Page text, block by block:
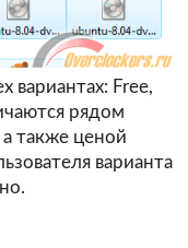
вариантах: Free,
рядом
также ценой
варианта